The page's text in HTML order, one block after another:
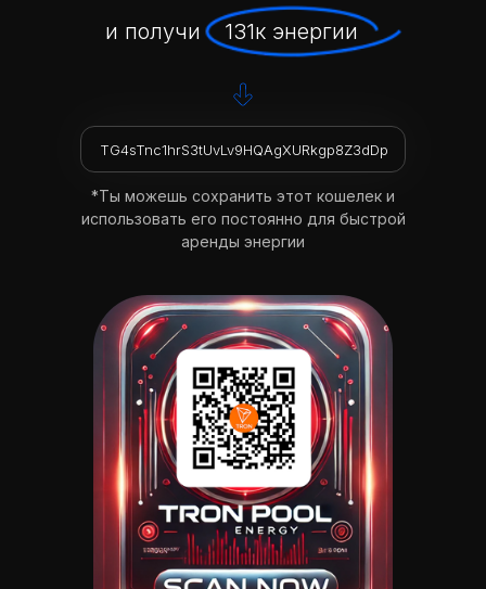
и получи 131к энергии
TG4sTnc1hrS3tUvLv9HQAgXURkgp8Z3dDp
*Ты можешь сохранить этот кошелек и
использовать его постоянно для быстрой
аренды энергии